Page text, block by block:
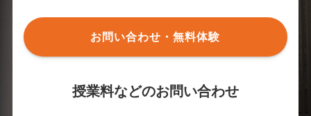
お問い合わせ・無料体験
授業料などのお問い合わせ